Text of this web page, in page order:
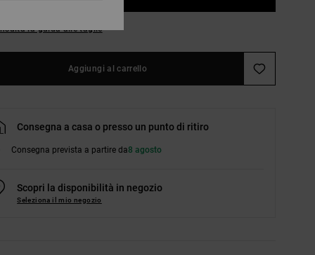
la guida alle taglie
Aggiungi al carrello
Consegna a casa o presso un punto di ritiro
Consegna prevista a partire da8 agosto
Scopri la disponibilità in negozio
Seleziona il mio negozio